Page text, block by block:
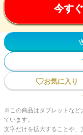
今す
お気に入り
※この商品はタブレットなど
ています。
文字だけを拡大することや